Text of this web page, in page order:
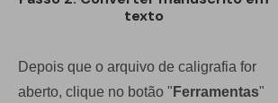
texto
Depois que o arquivo de caligrafia for
aberto, clique no botão " Ferramentas"